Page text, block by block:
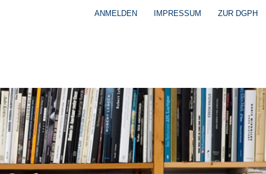
Benutzermenü
ANMELDEN IMPRESSUM ZUR DGPH